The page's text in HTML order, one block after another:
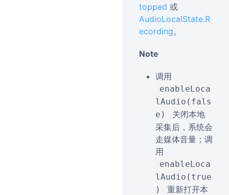
topped 或
AudioLocalState.R
ecording。
Note
调用
enableLoca
lAudio(fals
e)
关闭本地
采集后，系统会
走媒体音量；调
用
enableLoca
lAudio(true
)
重新打开本